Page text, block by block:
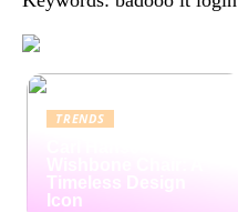
TRENDS
Timeless Design
Icon